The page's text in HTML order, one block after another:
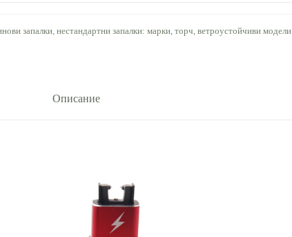
запалки нестандартни запалки: марки, торч, ветроустойчиви модели
Описание